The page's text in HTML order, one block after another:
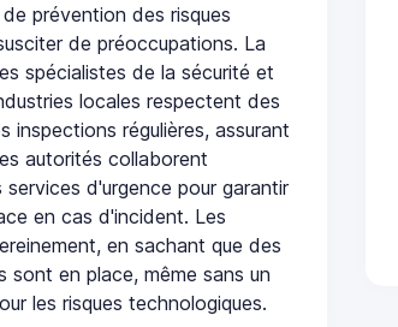
prévention des risques
de préoccupations. La
spécialistes de la sécurité et
locales respectent des
inspections régulières, assurant
autorités collaborent
d'urgence pour garantir
en cas d'incident. Les
en sachant que des
sont en place, même sans un
les risques technologiques.